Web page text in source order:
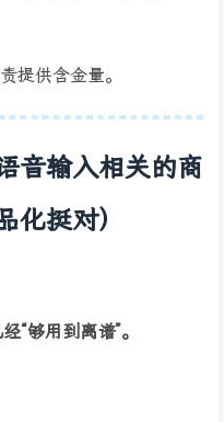
提供含金量。
音输入相关的商
化挺对）
“够用到离谱”。